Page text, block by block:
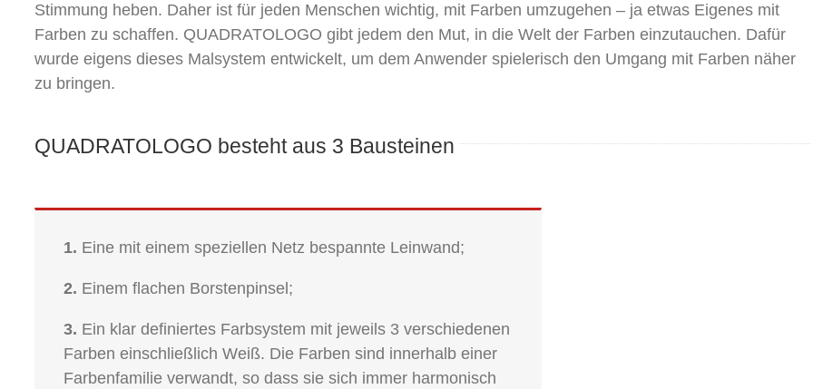
Stimmung heben. Daher ist für jeden Menschen wichtig, mit Farben umzugehen – ja etwas Eigenes mit
Farben zu schaffen. QUADRATOLOGO gibt jedem den Mut, in die Welt der Farben einzutauchen. Dafür
wurde eigens dieses Malsystem entwickelt, um dem Anwender spielerisch den Umgang mit Farben näher
zu bringen.
QUADRATOLOGO besteht aus 3 Bausteinen
1. Eine mit einem speziellen Netz bespannte Leinwand;
2. Einem flachen Borstenpinsel;
3. Ein klar definiertes Farbsystem mit jeweils 3 verschiedenen
Farben einschließlich Weiß. Die Farben sind innerhalb einer
Farbenfamilie verwandt, so dass sie sich immer harmonisch